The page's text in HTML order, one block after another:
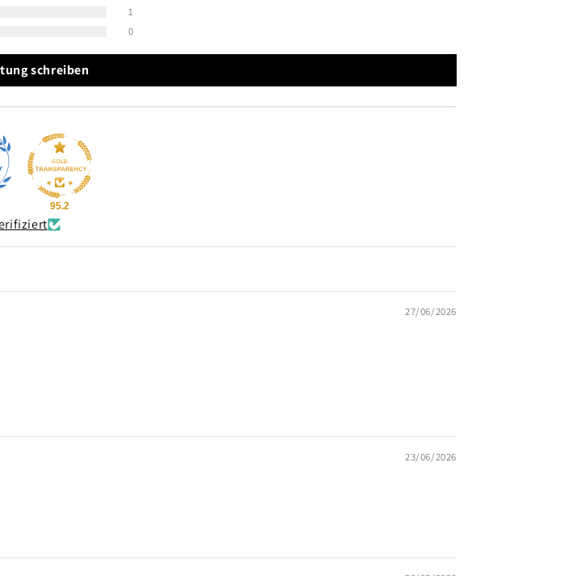
1
0
schreiben
95.2
27/06/2026
23/06/2026